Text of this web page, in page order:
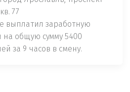
77
выплатил заработную
на общую сумму 5400
за 9 часов в смену.